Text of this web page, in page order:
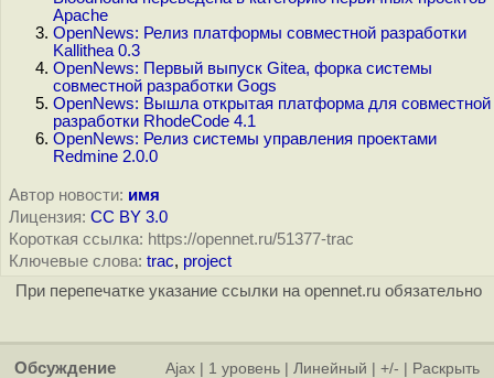
Apache
OpenNews: Релиз платформы совместной разработки
Kallithea 0.3
OpenNews: Первый выпуск Gitea, форка системы
совместной разработки Gogs
OpenNews: Вышла открытая платформа для совместной
разработки RhodeCode 4.1
OpenNews: Релиз системы управления проектами
Redmine 2.0.0
Автор новости: имя
Лицензия: CC BY 3.0
Короткая ссылка: https://opennet.ru/51377-trac
Ключевые слова: trac, project
При перепечатке указание ссылки на opennet.ru обязательно
Обсуждение
Ajax 1 уровень Линейный +/-
Раскрыть